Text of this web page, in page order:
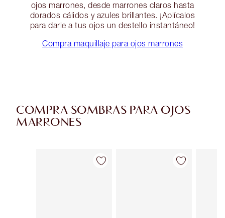
ojos marrones, desde marrones claros hasta
dorados cálidos y azules brillantes. ¡Aplícalos
para darle a tus ojos un destello instantáneo!
Compra maquillaje para ojos marrones
COMPRA SOMBRAS PARA OJOS
MARRONES
Artículo 1 de 44 Artículo 2 de 44